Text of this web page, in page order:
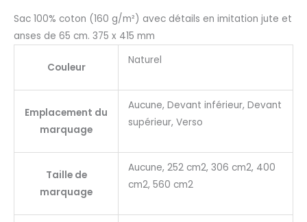
Sac 100% coton (160 g/m²) avec détails en imitation jute et
anses de 65 cm. 375 x 415 mm
Couleur
Naturel
Emplacement du
marquage
Aucune, Devant inférieur, Devant
supérieur, Verso
Taille de
marquage
Aucune, 252 cm2, 306 cm2, 400
cm2, 560 cm2